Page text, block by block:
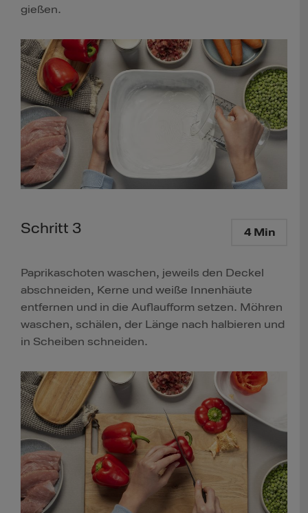
gießen.
Schritt 3 4 Min
Paprikaschoten waschen, jeweils den Deckel
abschneiden, Kerne und weiße Innenhäute
entfernen und in die Auflaufform setzen. Möhren
waschen, schälen, der Länge nach halbieren und
in Scheiben schneiden.